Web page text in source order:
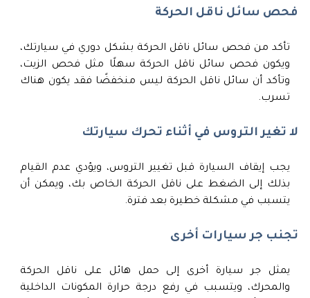
فحص سائل ناقل الحركة
تأكد من فحص سائل ناقل الحركة بشكل دوري في سيارتك،
ويكون فحص سائل ناقل الحركة سهلًا مثل فحص الزيت،
وتأكد أن سائل ناقل الحركة ليس منخفضًا فقد يكون هناك
تسرب.
لا تغير التروس في أثناء تحرك سيارتك
يجب إيقاف السيارة قبل تغيير التروس، ويؤدي عدم القيام
بذلك إلى الضغط على ناقل الحركة الخاص بك، ويمكن أن
يتسبب في مشكلة خطيرة بعد فترة.
تجنب جر سيارات أخرى
يمثل جر سيارة أخرى إلى حمل هائل على ناقل الحركة
والمحرك، ويتسبب في رفع درجة حرارة المكونات الداخلية